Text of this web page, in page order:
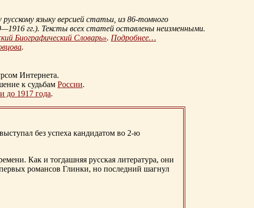
языку версией статьи, из 86-томного
гг.). Тексты всех статей оставлены неизменными.
Биографический Словарь». Подробнее…
.
Интернета.
к судьбам России.
до 1917 года.
без успеха кандидатом во 2-ю
Как и тогдашняя русская литература, они
романсов Глинки, но последний шагнул